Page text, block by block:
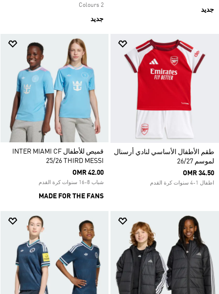
جديد
2 Colours
جديد
طقم الأطفال الأساسي لنادي أرسنال
لموسم 26/27
OMR 34.50
اطفال 1-4 سنوات كرة القدم
قميص للأطفال INTER MIAMI CF
25/26 THIRD MESSI
OMR 42.00
شباب 8-16 سنوات كرة القدم
MADE FOR THE FANS